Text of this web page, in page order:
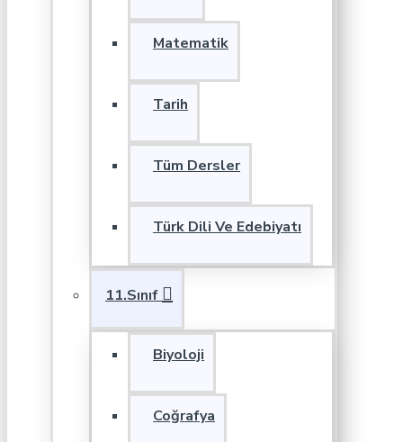
Matematik
Tarih
Tüm Dersler
Türk Dili Ve Edebiyatı
11.Sınıf
Biyoloji
Coğrafya